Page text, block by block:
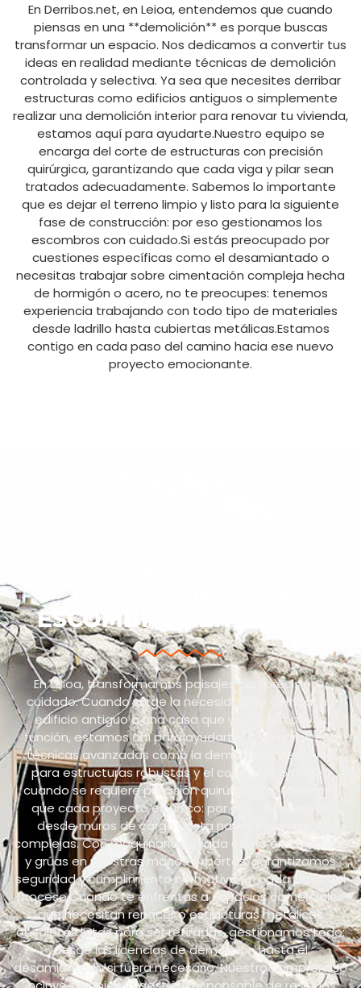
En Derribos.net, en Leioa, entendemos que cuando
piensas en una **demolición** es porque buscas
transformar un espacio. Nos dedicamos a convertir tus
ideas en realidad mediante técnicas de demolición
controlada y selectiva. Ya sea que necesites derribar
estructuras como edificios antiguos o simplemente
realizar una demolición interior para renovar tu vivienda,
estamos aquí para ayudarte.Nuestro equipo se
encarga del corte de estructuras con precisión
quirúrgica, garantizando que cada viga y pilar sean
tratados adecuadamente. Sabemos lo importante
que es dejar el terreno limpio y listo para la siguiente
fase de construcción: por eso gestionamos los
escombros con cuidado.Si estás preocupado por
cuestiones específicas como el desamiantado o
necesitas trabajar sobre cimentación compleja hecha
de hormigón o acero, no te preocupes: tenemos
experiencia trabajando con todo tipo de materiales
desde ladrillo hasta cubiertas metálicas.Estamos
contigo en cada paso del camino hacia ese nuevo
proyecto emocionante.
ESCOMBROS EN LEIOA?
En Leioa, transformamos paisajes con precisión y
cuidado. Cuando surge la necesidad de derribar un
edificio antiguo o una casa que ya no cumple su
función, estamos ahí para ayudarte. Contamos con
técnicas avanzadas como la demolición mecánica
para estructuras robustas y el corte de hormigón
cuando se requiere precisión quirúrgica.Entendemos
que cada proyecto es único: por eso, abordamos
desde muros de carga hasta naves industriales
complejas. Con maquinaria pesada como excavadoras
y grúas en nuestras manos expertas, garantizamos
seguridad y cumplimiento normativo en cada paso del
proceso.Cuando te enfrentas a espacios comerciales
que necesitan renacer o estructuras metálicas
obsoletas listas para ser retiradas, gestionamos todo:
desde las licencias de demolición hasta el
desamiantado si fuera necesario. Nuestro compromiso